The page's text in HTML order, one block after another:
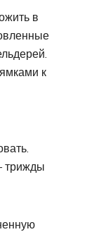
в
к
трижды